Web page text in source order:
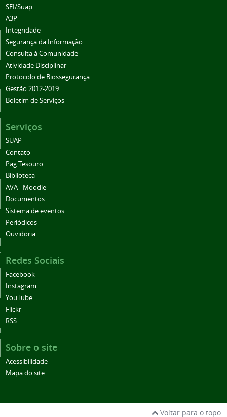
SEI/Suap
A3P
Integridade
Segurança da Informação
Consulta à Comunidade
Atividade Disciplinar
Protocolo de Biossegurança
Gestão 2012-2019
Boletim de Serviços
Serviços
SUAP
Contato
Pag Tesouro
Biblioteca
AVA - Moodle
Documentos
Sistema de eventos
Periódicos
Ouvidoria
Redes Sociais
Facebook
Instagram
YouTube
Flickr
RSS
Sobre o site
Acessibilidade
Mapa do site
Voltar para o topo